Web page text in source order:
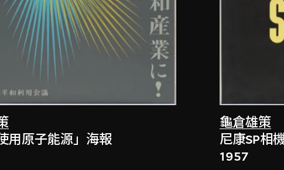
用原子能源」海報
龜倉雄策
尼康SP相
1957